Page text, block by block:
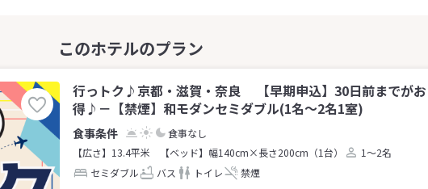
行っトク♪京都・滋賀・奈良 【早期申込】30日前までがお
得♪－【禁煙】和モダンセミダブル(1名～2名1室)
食事なし
【広さ】13.4平米
【ベッド】幅140cm×長さ200cm（1台）
1～2名
セミダブル
バス トイレ 禁煙